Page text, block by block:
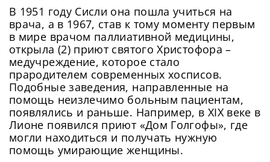
В 1951 году Сисли она пошла учиться на
врача, а в 1967, став к тому моменту первым
в мире врачом паллиативной медицины,
открыла (2) приют святого Христофора –
медучреждение, которое стало
прародителем современных хосписов.
Подобные заведения, направленные на
помощь неизлечимо больным пациентам,
появлялись и раньше. Например, в XIX веке в
Лионе появился приют «Дом Голгофы», где
могли находиться и получать нужную
помощь умирающие женщины.